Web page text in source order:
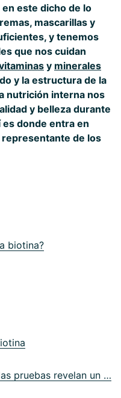
este dicho de lo
mascarillas y
y tenemos
que nos cuidan
y minerales
y la estructura de la
nutrición interna nos
y belleza durante
donde entra en
representante de los
biotina?
06 Para tirarse de los pelos: las pruebas revelan un déficit de biotina